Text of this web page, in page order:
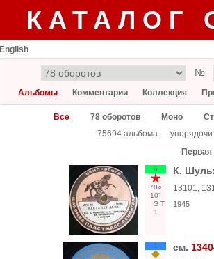
КАТАЛОГ
English
№
Альбомы Комментарии Коллекция
Все 78 оборотов Моно
75694 альбома —
Первая
6
78○
10"
Э Т
1
К.
13101,
1945
1 см.